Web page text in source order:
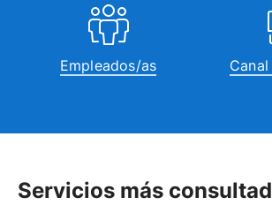
Empleados/as
Servicios más